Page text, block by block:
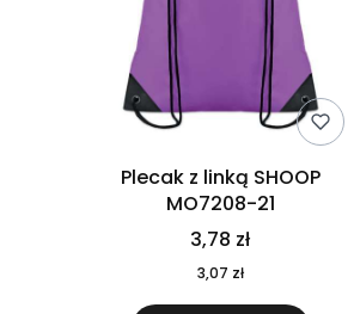
Plecak z linką SHOOP
MO7208-21
3,78 zł
3,07 zł